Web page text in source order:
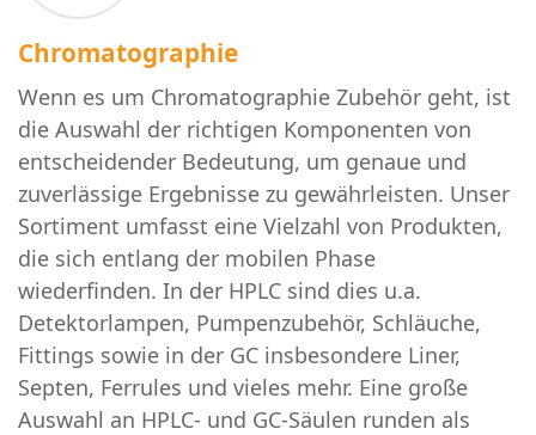
Chromatographie
Wenn es um Chromatographie Zubehör geht, ist
die Auswahl der richtigen Komponenten von
entscheidender Bedeutung, um genaue und
zuverlässige Ergebnisse zu gewährleisten. Unser
Sortiment umfasst eine Vielzahl von Produkten,
die sich entlang der mobilen Phase
wiederfinden. In der HPLC sind dies u.a.
Detektorlampen, Pumpenzubehör, Schläuche,
Fittings sowie in der GC insbesondere Liner,
Septen, Ferrules und vieles mehr. Eine große
Auswahl an HPLC- und GC-Säulen runden als